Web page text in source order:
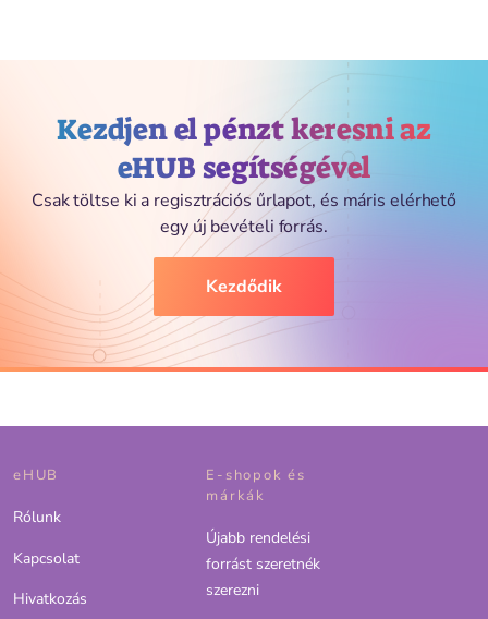
Kezdjen el pénzt keresni az
eHUB segítségével
Csak töltse ki a regisztrációs űrlapot, és máris elérhető
egy új bevételi forrás.
Kezdődik
eHUB
Rólunk
Kapcsolat
Hivatkozás
E-shopok és
márkák
Újabb rendelési
forrást szeretnék
szerezni